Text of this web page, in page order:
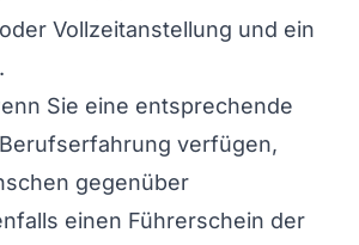
Vollzeitanstellung und ein
Sie eine entsprechende
verfügen,
gegenüber
einen Führerschein der